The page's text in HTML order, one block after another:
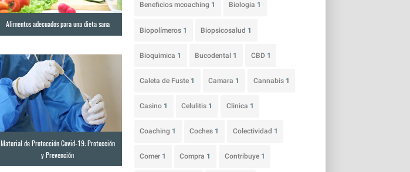
Alimentos adecuados para una dieta sana
Material de Protección Covid-19: Protección
y Prevención
Beneficios mcoaching 1 Biologia 1
Biopolímeros 1 Biopsicosalud 1
Bioquimica 1 Bucodental 1 CBD 1
Caleta de Fuste 1 Camara 1 Cannabis 1
Casino 1 Celulitis 1 Clinica 1
Coaching 1 Coches 1 Colectividad 1
Comer 1 Compra 1 Contribuye 1